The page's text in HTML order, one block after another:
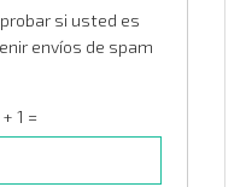
si usted es
envíos de spam
+ 1 =